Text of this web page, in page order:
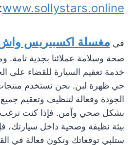
www.sollystars.online
في مغسلة اكسبيريس واش
صحة وسلامة عملائنا بجدية تامة.
خدمة تعقيم السيارة للقضاء على
حي ظهرة لبن. نحن نستخدم منتجات
الجودة وفعالة لتنظيف وتعقيم جميع
بشكل صحي وآمن. فإذا كنت
بيئة نظيفة وصحية داخل سيارتك،
ستلبي توقعاتك وتكون فعالة في